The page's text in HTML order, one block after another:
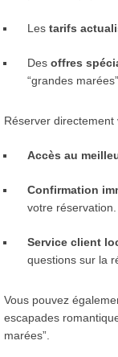
Les tarifs
Des offres
“grandes
Réserver
Accès au
Confirmation
votre réservation.
Service client
questions sur la
Vous pouvez
escapades
marées”.